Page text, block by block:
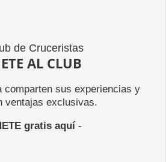
AL CLUB
sus experiencias y
ventajas exclusivas.
gratis aquí-